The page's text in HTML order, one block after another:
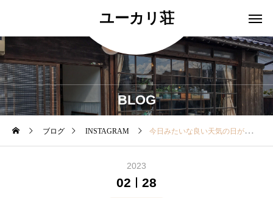
ユーカリ荘
BLOG
ブログ INSTAGRAM 今日みたいな良い天気の日が多くなってきますね！とっておきのブラウスの準備をしていつでもお出かけできる準備をしておきませんか？fog linen work「サナトップ」春のブラウスのご紹介胸上の切り替えにタックがとられたブラウスはボリュームがありつつも着丈を少し短めにすることでスタイルアップしてみえるバランスに仕上げられています！・前後差のある着丈で腰回りをさりげなくカバーしてくれます一枚ではもちろん！前を開けて羽織ものとしても使えるのでコーデの幅がひろがりますね・本日も18時まで営業中、皆様のご来店、お待ちしております・#ユーカリ荘#yukarisou#古民家#雑貨#島根#松江#ライフスタイルショップ#セレクトショップ#foglinenwork#アパレル#お出掛け#ブラウス#blouse#春コーデ#コーディネート#島根旅#島根旅行@foglinenwork
2023
02 28